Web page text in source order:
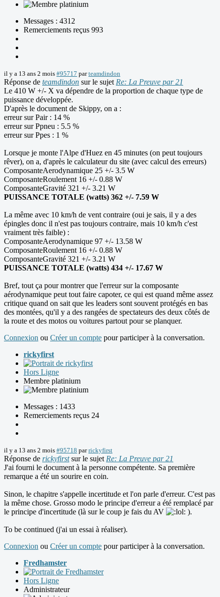
Messages : 4312
Remerciements reçus 993
il y a 13 ans 2 mois #95717 parteamdindon
Réponse de teamdindon sur le sujet Re: La Preuve par 21
Le 410 W +/- X va dépendre de la proportion de chaque type de
puissance développée.
D'après le document de Skippy, on a :
erreur sur Pair : 14 %
erreur sur Ppneu : 5.5 %
erreur sur Ppes : 1 %
Lorsque je monte l'Alpe d'Huez en 45 minutes (on peut toujours
rêver), on a, d'après le calculateur du site (avec calcul des erreurs)
ComposanteAerodynamique 25 +/- 3.5 W
ComposanteRoulement 16 +/- 0.88 W
ComposanteGravité 321 +/- 3.21 W
PUISSANCE TOTALE (watts) 362 +/- 7.59 W
La même avec 10 km/h de vent contraire (oui je sais, il y a des
épingles donc il n'est pas toujours contraire, mais 10 km/h c'est
vraiment très faible) :
ComposanteAerodynamique 97 +/- 13.58 W
ComposanteRoulement 16 +/- 0.88 W
ComposanteGravité 321 +/- 3.21 W
PUISSANCE TOTALE (watts) 434 +/- 17.67 W
Bref, tout ça pour montrer que l'erreur sur la composante
aérodynamique peut tout faire capoter, ce qui est quand même assez
critique quand on sait que les leaders sont souvent protégés en bas
des montées, qu'il y a des rangées de spectateurs des deux côtés de
la route et des motos ou voitures partout pour se planquer.
Connexion ou Créer un compte pour participer à la conversation.
rickyfirst
Hors Ligne
Membre platinium
Messages : 1433
Remerciements reçus 24
il y a 13 ans 2 mois #95718 parrickyfirst
Réponse de rickyfirstsur le sujet Re: La Preuve par 21
J'ai fourni le document à la personne compétente. Sa première
remarque a été un sourire en coin.
Sinon, le chapitre s'appelle incertitude et l'on parle d'erreur. C'est pas
la même chose. Grosso modo le principe d'erreur a été remplacé par
le principe d'incertitude (là sur le coup je fais du AV
).
To be continued (j'ai un essai à réaliser).
Connexion ou Créer un compte pour participer à la conversation.
Fredhamster
Hors Ligne
Administrateur